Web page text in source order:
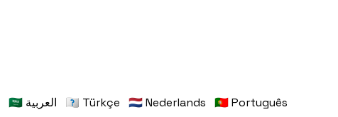
🇸🇦 العربية 🇹🇷 Türkçe 🇳🇱 Nederlands 🇵🇹 Português